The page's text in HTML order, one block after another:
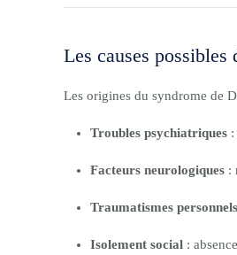
Les causes
Les origines du syndrome de
Troubles psychiatriques
Facteurs neurologiques :
Traumatismes personnels
Isolement social :